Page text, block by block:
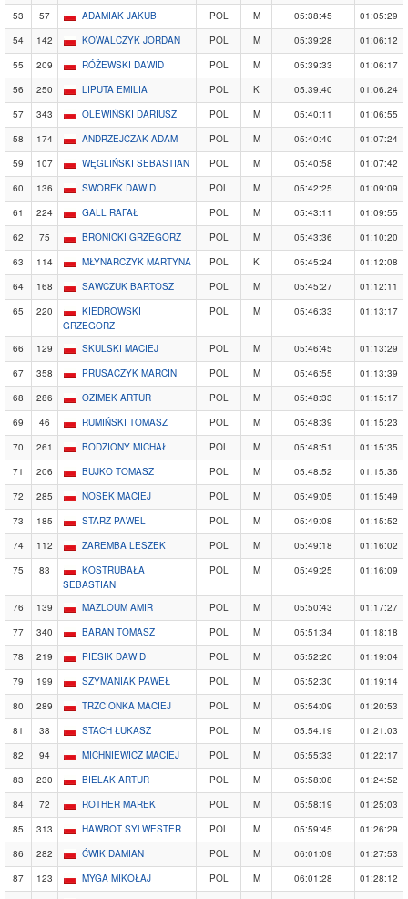
53
57 ADAMIAK JAKUB POL M 05:38:45
01:05:29
54
142 KOWALCZYK JORDAN POL M 05:39:28
01:06:12
55
209 RÓŻEWSKI DAWID POL M 05:39:33
01:06:17
56
250 LIPUTA EMILIA POL K 05:39:40
01:06:24
57
343 OLEWIŃSKI DARIUSZ POL M 05:40:11
01:06:55
58
174 ANDRZEJCZAK ADAM POL M 05:40:40
01:07:24
59
107 WĘGLIŃSKI SEBASTIAN POL M 05:40:58
01:07:42
60
136 SWOREK DAWID POL M 05:42:25
01:09:09
61
224 GALL RAFAŁ POL M 05:43:11
01:09:55
62
75 BRONICKI GRZEGORZ POL M 05:43:36
01:10:20
63
114 MŁYNARCZYK MARTYNA POL K 05:45:24
01:12:08
64
168 SAWCZUK BARTOSZ POL M 05:45:27
01:12:11
65
220
KIEDROWSKI
GRZEGORZ
POL M 05:46:33 01:13:17
66 129 SKULSKI MACIEJ POL M 05:46:45
01:13:29
67
358 PRUSACZYK MARCIN POL M 05:46:55
01:13:39
68
286 OZIMEK ARTUR POL M 05:48:33
01:15:17
69
46 RUMIŃSKI TOMASZ POL M 05:48:39
01:15:23
70
261 BODZIONY MICHAŁ POL M 05:48:51
01:15:35
71
206 BUJKO TOMASZ POL M 05:48:52
01:15:36
72
285 NOSEK MACIEJ POL M 05:49:05
01:15:49
73
185 STARZ PAWEL POL M 05:49:08
01:15:52
74
112 ZAREMBA LESZEK POL M 05:49:18
01:16:02
75
83
KOSTRUBAŁA
SEBASTIAN
POL M 05:49:25 01:16:09
76 139 MAZLOUM AMIR POL M 05:50:43
01:17:27
77
340 BARAN TOMASZ POL M 05:51:34
01:18:18
78
219 PIESIK DAWID POL M 05:52:20
01:19:04
79
199 SZYMANIAK PAWEŁ POL M 05:52:30
01:19:14
80
289 TRZCIONKA MACIEJ POL M 05:54:09
01:20:53
81
38 STACH ŁUKASZ POL M 05:54:19
01:21:03
82
94 MICHNIEWICZ MACIEJ POL M 05:55:33
01:22:17
83
230 BIELAK ARTUR POL M 05:58:08
01:24:52
84
72 ROTHER MAREK POL M 05:58:19
01:25:03
85
313 HAWROT SYLWESTER POL M 05:59:45
01:26:29
86
282 ĆWIK DAMIAN POL M 06:01:09
01:27:53
87
123 MYGA MIKOŁAJ POL M 06:01:28
01:28:12